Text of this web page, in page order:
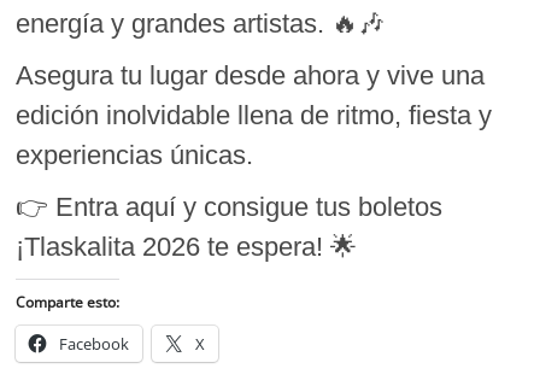
energía y grandes artistas. 🔥🎶
Asegura tu lugar desde ahora y vive una
edición inolvidable llena de ritmo, fiesta y
experiencias únicas.
👉 Entra aquí y consigue tus boletos
¡Tlaskalita 2026 te espera! 🌟
Comparte esto:
Facebook X